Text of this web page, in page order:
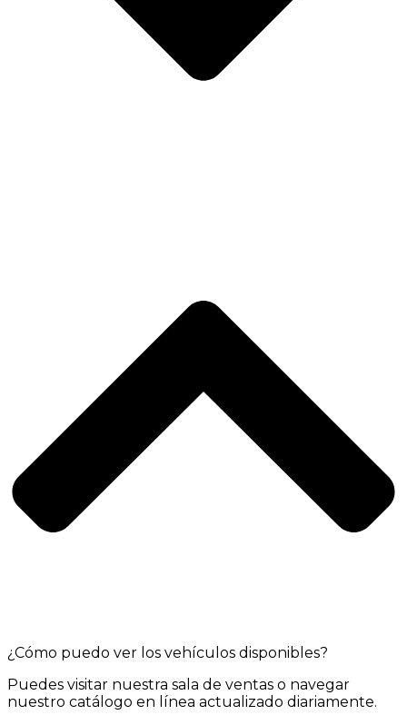
¿Cómo puedo ver los vehículos disponibles?
Puedes visitar nuestra sala de ventas o navegar
nuestro catálogo en línea actualizado diariamente.